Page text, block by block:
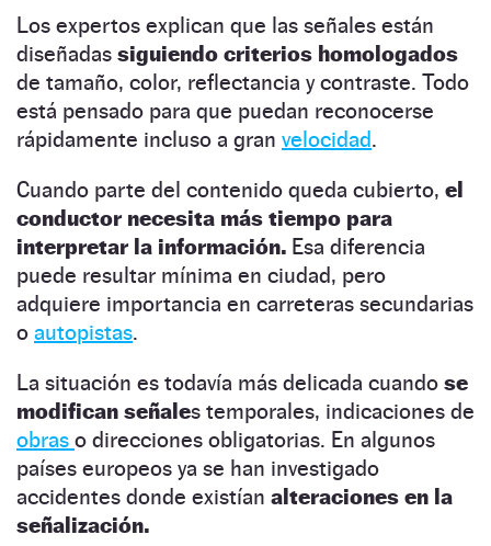
Los expertos explican que las señales están
diseñadas siguiendo criterios homologados
de tamaño, color, reflectancia y contraste. Todo
está pensado para que puedan reconocerse
rápidamente incluso a gran velocidad.
Cuando parte del contenido queda cubierto, el
conductor necesita más tiempo para
interpretar la información. Esa diferencia
puede resultar mínima en ciudad, pero
adquiere importancia en carreteras secundarias
o autopistas.
La situación es todavía más delicada cuando se
modifican señales temporales, indicaciones de
obras o direcciones obligatorias. En algunos
países europeos ya se han investigado
accidentes donde existían alteraciones en la
señalización.